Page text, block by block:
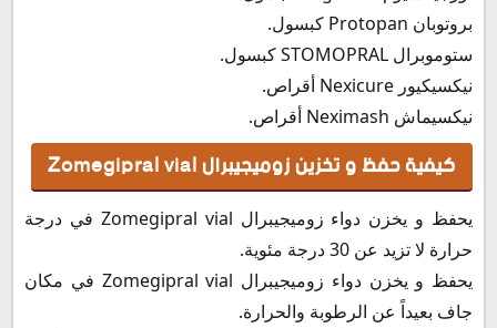
بروتوبان Protopan كبسول.
ستوموبرال STOMOPRAL كبسول.
نيكسيكيور Nexicure أقراص.
نيكسيماش Neximash أقراص.
كيفية حفظ و تخزين زوميجيبرال Zomegipral vial
يحفظ و يخزن دواء زوميجيبرال Zomegipral vial في درجة
حرارة لا تزيد عن 30 درجة مئوية.
يحفظ و يخزن دواء زوميجيبرال Zomegipral vial في مكان
جاف بعيداً عن الرطوبة والحرارة.